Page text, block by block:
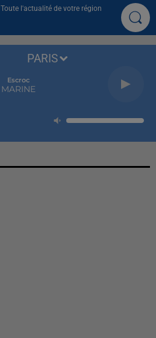
Toute l'actualité de votre région
Escroc
MARINE
PARIS